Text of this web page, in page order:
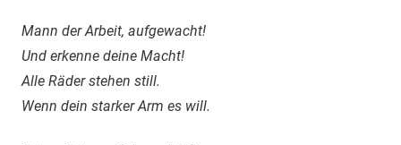
Mann der Arbeit, aufgewacht!
Und erkenne deine Macht!
Alle Räder stehen still.
Wenn dein starker Arm es will.